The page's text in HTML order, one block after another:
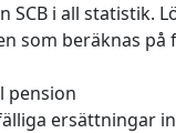
SCB i all statistik.
som beräknas på
pension
ersättningar